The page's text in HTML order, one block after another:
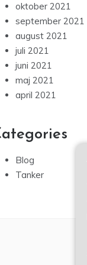
oktober 2021
september 2021
august 2021
juli 2021
juni 2021
maj 2021
april 2021
Blog
Tanker